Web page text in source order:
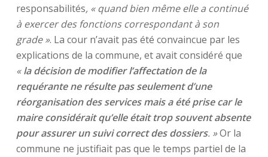
responsabilités, « quand bien même elle a continué
à exercer des fonctions correspondant à son
grade ». La cour n’avait pas été convaincue par les
explications de la commune, et avait considéré que
«la décision de modifier l’affectation de la
requérante ne résulte pas seulement d’une
réorganisation des services mais a été prise car le
maire considérait qu’elle était trop souvent absente
pour assurer un suivi correct des dossiers. »Or la
commune ne justifiait pas que le temps partiel de la